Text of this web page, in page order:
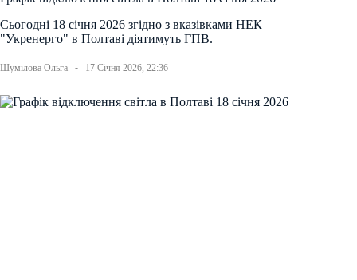
Сьогодні 18 січня 2026 згідно з вказівками НЕК
"Укренерго" в Полтаві діятимуть ГПВ.
Шумілова Ольга 17 Січня 2026, 22:36